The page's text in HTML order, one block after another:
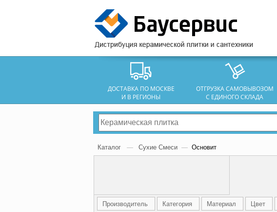
ДОСТАВКА ПО МОСКВЕ
И В РЕГИОНЫ
ОТГРУЗКА САМОВЫВОЗОМ
С ЕДИНОГО СКЛАДА
Каталог — Сухие Смеси — Основит
Производитель Категория Материал Цвет